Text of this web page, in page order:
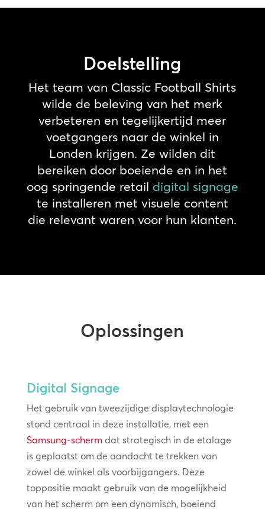
Doelstelling
Het team van Classic Football Shirts
wilde de beleving van het merk
verbeteren en tegelijkertijd meer
voetgangers naar de winkel in
Londen krijgen. Ze wilden dit
bereiken door boeiende en in het
oog springende retail digital signage
te installeren met visuele content
die relevant waren voor hun klanten.
Oplossingen
Digital Signage
Het gebruik van tweezijdige displaytechnologie
stond centraal in deze installatie, met een
Samsung-schermdat strategisch in de etalage
is geplaatst om de aandacht te trekken van
zowel de winkel als voorbijgangers. Deze
toppositie maakt gebruik van de mogelijkheid
van het scherm om een dynamisch, boeiend